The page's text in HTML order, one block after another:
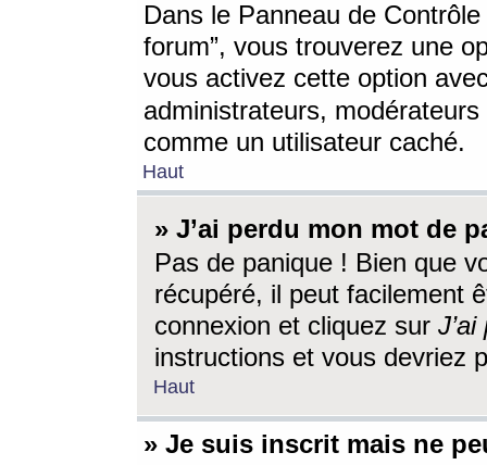
Dans le Panneau de
forum”, vous trouverez une
vous activez cette option
administrateurs,
comme un utilisateur caché.
Haut
» J’ai perdu mon mot de
Pas de panique ! Bien que
récupéré, il peut facilement
connexion et cliquez sur
instructions et vous devriez
Haut
» Je suis inscrit mais ne